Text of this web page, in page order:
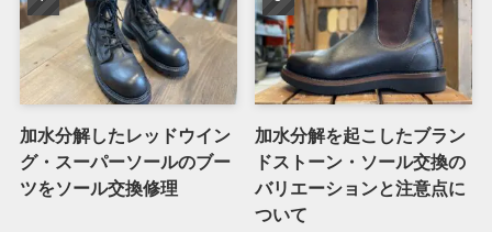
加水分解したレッドウイン
グ・スーパーソールのブー
ツをソール交換修理
加水分解を起こしたブラン
ドストーン・ソール交換の
バリエーションと注意点に
ついて